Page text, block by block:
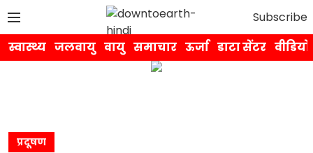
Subscribe
स्वास्थ्य जलवायु वायु समाचार ऊर्जा डाटा सेंटर वीडियो
प्रदूषण